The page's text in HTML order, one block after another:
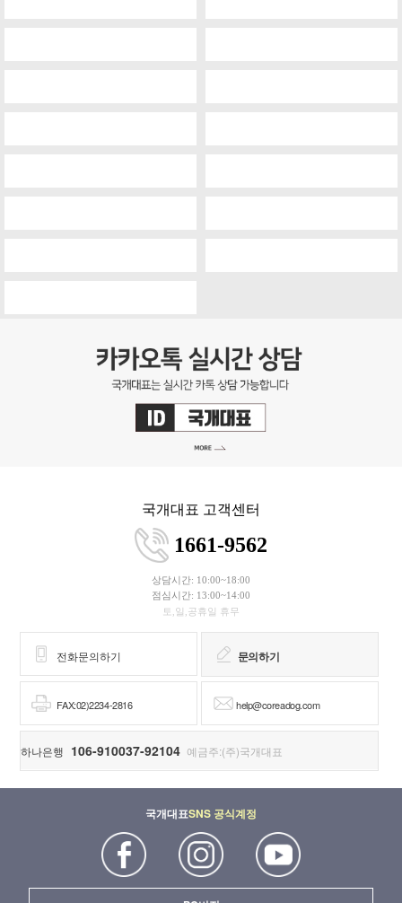
국개대표 고객센터
1661-9562
상담시간: 10:00~18:00
점심시간: 13:00~14:00
토,일,공휴일 휴무
전화문의하기 문의하기
FAX:02)2234-2816 help@coreadog.com
하나은행 106-910037-92104 예금주:(주)국개대표
국개대표SNS 공식계정